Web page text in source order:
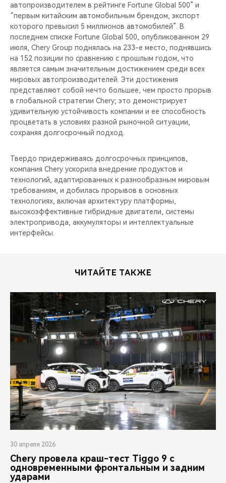
автопроизводителем в рейтинге Fortune Global 500” и
“первым китайским автомобильным брендом, экспорт
которого превысил 5 миллионов автомобилей”. В
последнем списке Fortune Global 500, опубликованном 29
июля, Chery Group поднялась на 233-е место, поднявшись
на 152 позиции по сравнению с прошлым годом, что
является самым значительным достижением среди всех
мировых автопроизводителей. Эти достижения
представляют собой нечто большее, чем просто прорыв
в глобальной стратегии Chery; это демонстрирует
удивительную устойчивость компании и ее способность
процветать в условиях разной рыночной ситуации,
сохраняя долгосрочный подход.
Твердо придерживаясь долгосрочных принципов,
компания Chery ускорила внедрение продуктов и
технологий, адаптированных к разнообразным мировым
требованиям, и добилась прорывов в основных
технологиях, включая архитектуру платформы,
высокоэффективные гибридные двигатели, системы
электропривода, аккумуляторы и интеллектуальные
интерфейсы.
ЧИТАЙТЕ ТАКЖЕ
30 апреля 2026
Chery провела краш-тест Tiggo 9 с
одновременными фронтальным и задним
ударами